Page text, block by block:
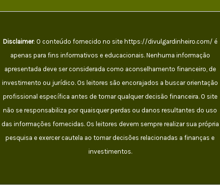
Disclaimer: O conteúdo fornecido no site https://divulgardinheiro.com/ é
apenas para fins informativos e educacionais. Nenhuma informação
apresentada deve ser considerada como aconselhamento financeiro, de
investimento ou jurídico. Os leitores são encorajados a buscar orientação
profissional específica antes de tomar qualquer decisão financeira. O site
não se responsabiliza por quaisquer perdas ou danos resultantes do uso
das informações fornecidas. Os leitores devem sempre realizar sua própria
pesquisa e exercer cautela ao tomar decisões relacionadas a finanças e
investimentos.